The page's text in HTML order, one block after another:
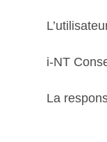
i-NT
La